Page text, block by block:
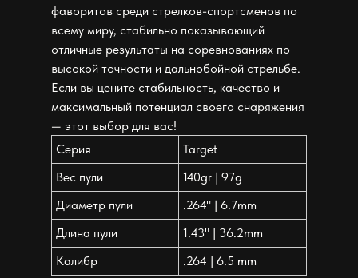
фаворитов среди стрелков-спортсменов по
всему миру, стабильно показывающий
отличные результаты на соревнованиях по
высокой точности и дальнобойной стрельбе.
Если вы цените стабильность, качество и
максимальный потенциал своего снаряжения
— этот выбор для вас!
Серия
Target
Вес пули
140gr | 97g
Диаметр пули
.264" | 6.7mm
Длина пули
1.43" | 36.2mm
Калибр
.264 | 6.5 mm